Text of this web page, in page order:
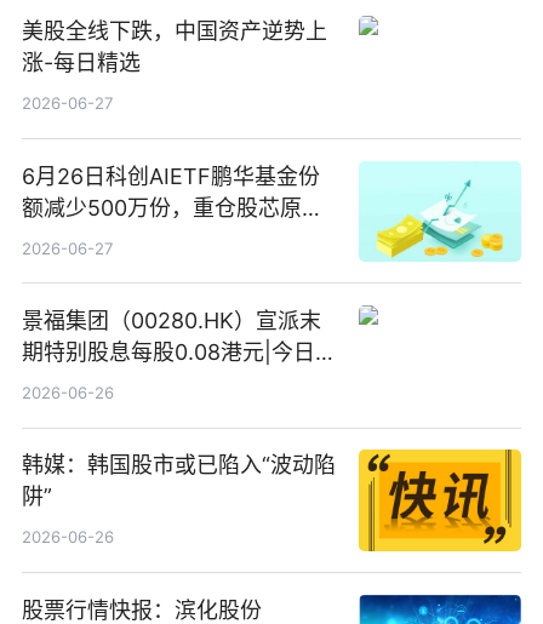
美股全线下跌，中国资产逆势上
涨-每日精选
2026-06-27
6月26日科创AIETF鹏华基金份
额减少500万份，重仓股芯原股
份、寒武纪、澜起科技 观速讯
2026-06-27
景福集团（00280.HK）宣派末
期特别股息每股0.08港元|今日快
看
2026-06-26
韩媒：韩国股市或已陷入“波动陷
阱”
2026-06-26
股票行情快报：滨化股份